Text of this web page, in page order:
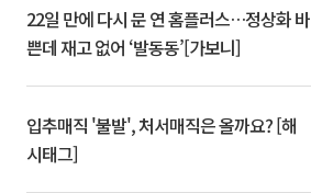
22일 만에 다시 문 연 홈플러스…정상화 바
쁜데 재고 없어 ‘발동동’[가보니]
입추매직 '불발', 처서매직은 올까요? [해
시태그]